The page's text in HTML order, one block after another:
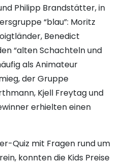
Philipp Brandstätter, in
“blau”: Moritz
Benedict
“alten Schachteln und
als Animateur
der Gruppe
Kjell Freytag und
erhielten einen
Quiz mit Fragen rund um
konnten die Kids Preise